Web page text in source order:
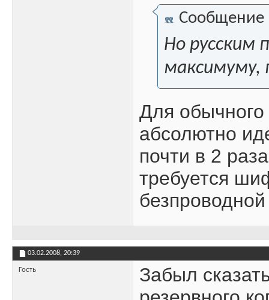
Сообщение
Но русским
максимуму,
Для обычного
абсолютно
почти в 2
требуется
03.02.2008, 20:39
Гость
Забыл